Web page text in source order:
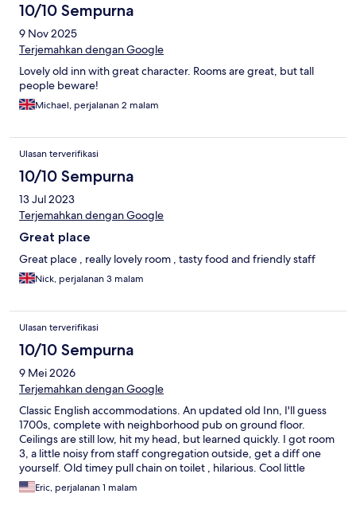
10/10 Sempurna
9 Nov 2025
Terjemahkan dengan Google
Lovely old inn with great character. Rooms are great, but tall
people beware!
Michael, perjalanan 2 malam
Ulasan terverifikasi
10/10 Sempurna
13 Jul 2023
Terjemahkan dengan Google
Great place
Great place , really lovely room , tasty food and friendly staff
Nick, perjalanan 3 malam
Ulasan terverifikasi
10/10 Sempurna
9 Mei 2026
Terjemahkan dengan Google
Classic English accommodations. An updated old Inn, I'll guess
1700s, complete with neighborhood pub on ground floor.
Ceilings are still low, hit my head, but learned quickly. I got room
3, a little noisy from staff congregation outside, get a diff one
yourself. Old timey pull chain on toilet , hilarious. Cool little
village too, with fish n chips shop, but the fish n chips in The
Crown Inn restaurant were great. We stayed here purposely for
Eric, perjalanan 1 malam